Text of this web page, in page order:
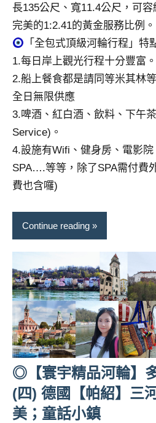
長135公尺、寬11.4公尺，可容
完美的1:2.41的黃金服務比例。
「全包式頂級河輪行程」特
1.每日岸上觀光行程十分豐富。
2.船上餐食都是請同等米其林
全日無限供應
3.啤酒、紅白酒、飲料、下午
Service)。
4.設施有Wifi、健身房、電影院
SPA….等等，除了SPA需付費
費也含囉)
Continue reading
◎【寰宇精品河輪】
(四) 德國【帕紹】三
美；童話小鎮